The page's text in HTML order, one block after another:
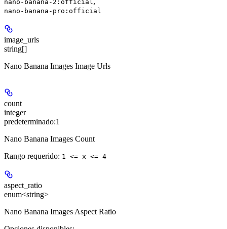
nano-banana-2:official
nano-banana-pro:official
image_urls
string[]
Nano Banana Images Image Urls
count
integer
predeterminado:1
Nano Banana Images Count
Rango requerido: 1 <= x <= 4
aspect_ratio
enum<string>
Nano Banana Images Aspect Ratio